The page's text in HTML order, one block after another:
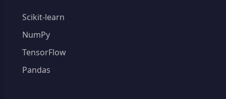
Scikit-learn
NumPy
TensorFlow
Pandas